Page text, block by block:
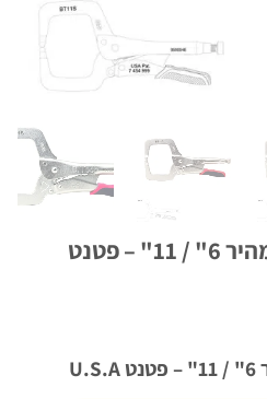
פלייר נעילה C שחרור מהיר 6" / 11" – פטנט